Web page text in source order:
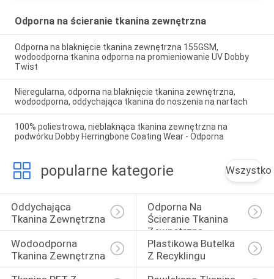
Odporna na ścieranie tkanina zewnętrzna
Odporna na blaknięcie tkanina zewnętrzna 155GSM,
wodoodporna tkanina odporna na promieniowanie UV Dobby
Twist
Nieregularna, odporna na blaknięcie tkanina zewnętrzna,
wodoodporna, oddychająca tkanina do noszenia na nartach
100% poliestrowa, nieblaknąca tkanina zewnętrzna na
podwórku Dobby Herringbone Coating Wear - Odporna
popularne kategorie Wszystko
Oddychająca
Tkanina Zewnętrzna
Odporna Na
Ścieranie Tkanina
Zewnętrzna
Wodoodporna
Tkanina Zewnętrzna
Plastikowa Butelka
Z Recyklingu